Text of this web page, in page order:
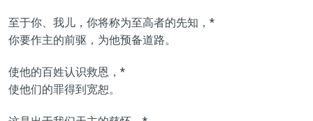
至于你、我儿，你将称为至高者的先知，*
你要作主的前驱，为他预备道路。
使他的百姓认识救恩，*
使他们的罪得到宽恕。